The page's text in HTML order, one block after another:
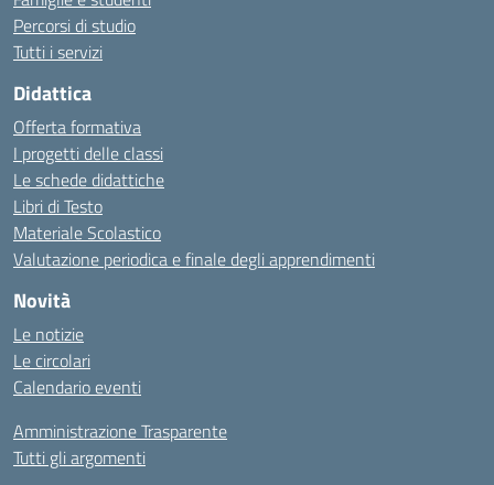
Percorsi di studio
Tutti i servizi
Didattica
Offerta formativa
I progetti delle classi
Le schede didattiche
Libri di Testo
Materiale Scolastico
Valutazione periodica e finale degli apprendimenti
Novità
Le notizie
Le circolari
Calendario eventi
Amministrazione Trasparente
Tutti gli argomenti